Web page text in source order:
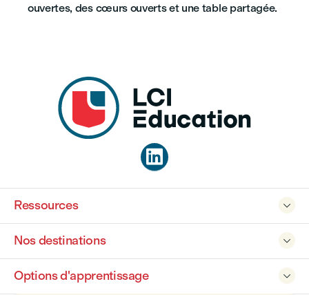
ouvertes, des cœurs ouverts et une table partagée.


Ressources

Nos destinations

Options d'apprentissage